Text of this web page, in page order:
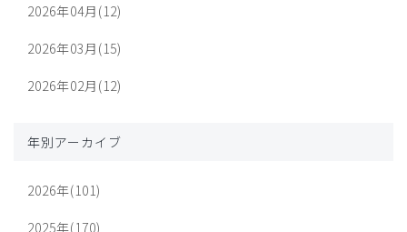
2026年04月(12)
2026年03月(15)
2026年02月(12)
年別アーカイブ
2026年(101)
2025年(170)